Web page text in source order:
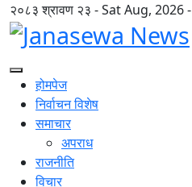
२०८३ श्रावण २३ - Sat Aug, 2026 -
होमपेज
निर्वाचन विशेष
समाचार
अपराध
राजनीति
विचार